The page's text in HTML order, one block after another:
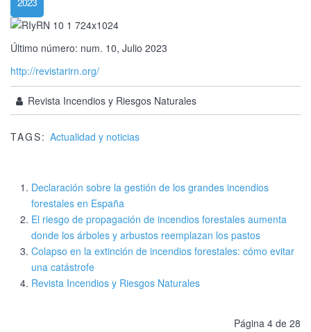
Último número: num. 10, Julio 2023
http://revistarirn.org/
Revista Incendios y Riesgos Naturales
TAGS: Actualidad y noticias
Declaración sobre la gestión de los grandes incendios
forestales en España
El riesgo de propagación de incendios forestales aumenta
donde los árboles y arbustos reemplazan los pastos
Colapso en la extinción de incendios forestales: cómo evitar
una catástrofe
Revista Incendios y Riesgos Naturales
Página 4 de 28